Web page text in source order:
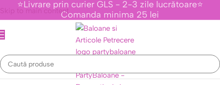
Skip to main content
⭐Livrare prin curier GLS - 2-3 zile lucrătoare⭐
Comanda minima 25 lei
Tematice Personaje Din Desene Animate/Colectia Cu Fluturi